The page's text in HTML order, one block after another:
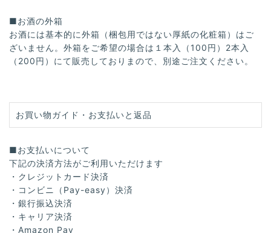
■お酒の外箱
お酒には基本的に外箱（梱包用ではない厚紙の化粧箱）はご
ざいません。外箱をご希望の場合は１本入（100円）2本入
（200円）にて販売しておりまので、別途ご注文ください。
お買い物ガイド・お支払いと返品
■お支払いについて
下記の決済方法がご利用いただけます
・クレジットカード決済
・コンビニ（Pay-easy）決済
・銀行振込決済
・キャリア決済
・Amazon Pay